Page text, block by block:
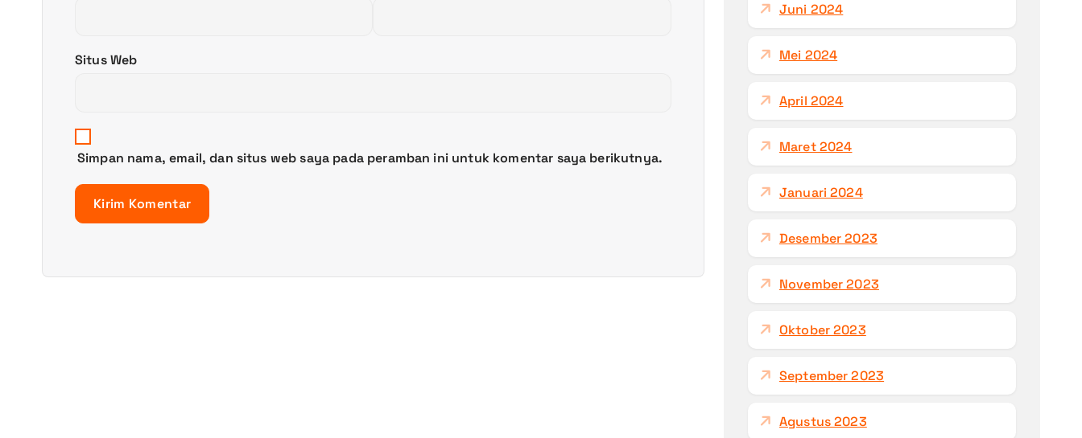
Situs Web
Simpan nama, email, dan situs web saya pada peramban ini untuk komentar saya berikutnya.
Juni 2024
Mei 2024
April 2024
Maret 2024
Januari 2024
Desember 2023
November 2023
Oktober 2023
September 2023
Agustus 2023